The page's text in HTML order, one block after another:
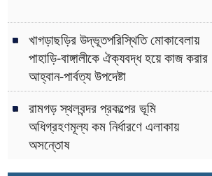
খাগড়াছড়ির উদ্ভূতপরিস্থিতি মোকাবেলায়
পাহাড়ি-বাঙ্গালীকে ঐক্যবদ্ধ হয়ে কাজ করার
আহ্বান-পার্বত্য উপদেষ্টা
রামগড় স্থলবন্দর প্রকল্পের ভূমি
অধিগ্রহণমূল্য কম নির্ধারণে এলাকায়
অসন্তোষ